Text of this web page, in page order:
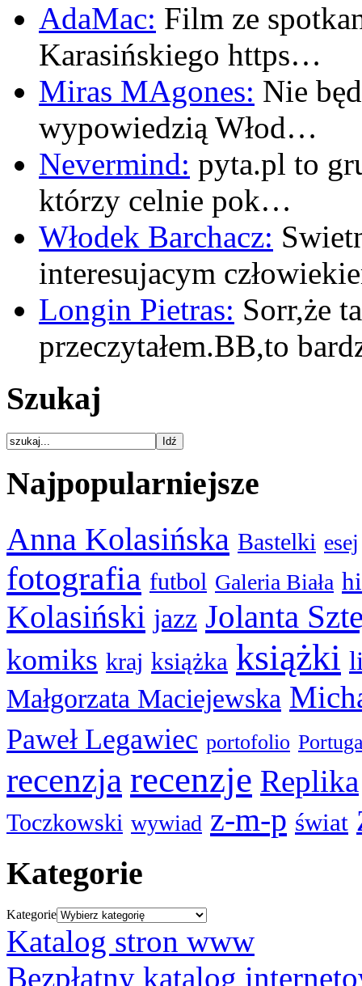
AdaMac: Film ze
Karasińskiego https…
Miras MAgones: Nie
wypowiedzią Włod…
Nevermind: pyta.pl to
którzy celnie pok…
Włodek Barchacz:
interesujacym
Longin Pietras: Sorr,że
przeczytałem.BB,to
Szukaj
Najpopularniejsze
Anna Kolasińska Bastelki esej
fotografia futbol Galeria Biała
Kolasiński jazz Jolanta
komiks kraj książka książki
Małgorzata Maciejewska
Paweł Legawiec portofolio
recenzja recenzje Replika
Toczkowski wywiad z-m-p świat
Kategorie
Kategorie
Katalog stron www
Bezpłatny katalog